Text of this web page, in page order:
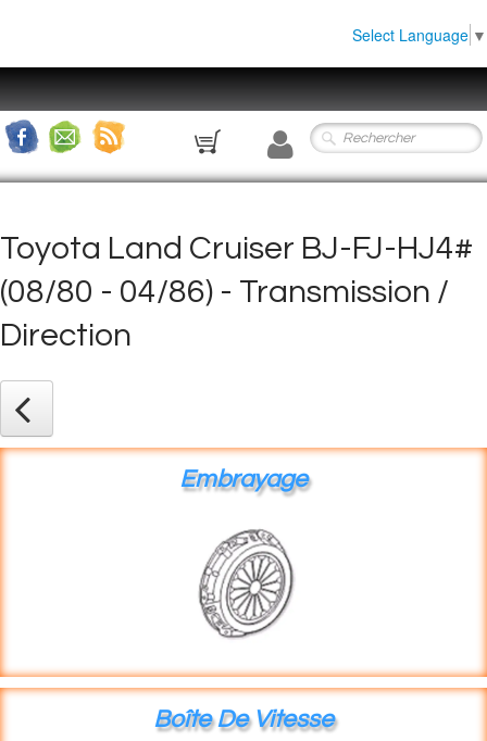
Select Language ▼
Toyota Land Cruiser BJ-FJ-HJ4#
(08/80 - 04/86) - Transmission /
Direction
Embrayage
Boîte De Vitesse